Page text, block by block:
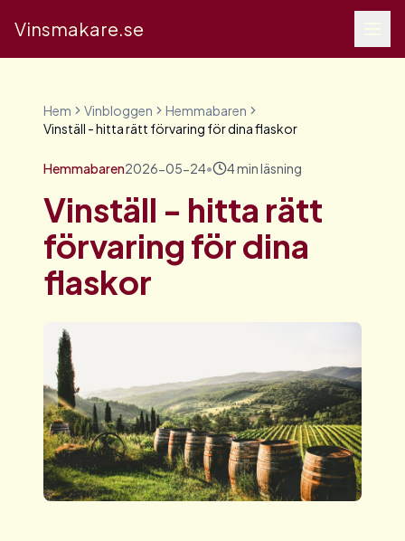
Vinsmakare.se
Hem Vinbloggen
Hemmabaren
Vinställ - hitta rätt förvaring för dina flaskor
Hemmabaren2026-05-24• 4min läsning
Vinställ - hitta rätt
förvaring för dina
flaskor